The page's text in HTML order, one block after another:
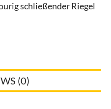
schließender Riegel
(0)